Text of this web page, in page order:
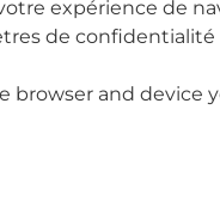
expérience de
de
browser and device